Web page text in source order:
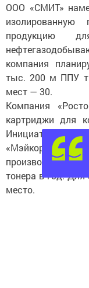
ООО «СМИТ»
изолированную
продукцию
компания
тыс. 200 м ППУ
мест — 30.
Компания
картриджи для
Инициатором
«Мэйкор». На
производить
тонера в год. Для
место.